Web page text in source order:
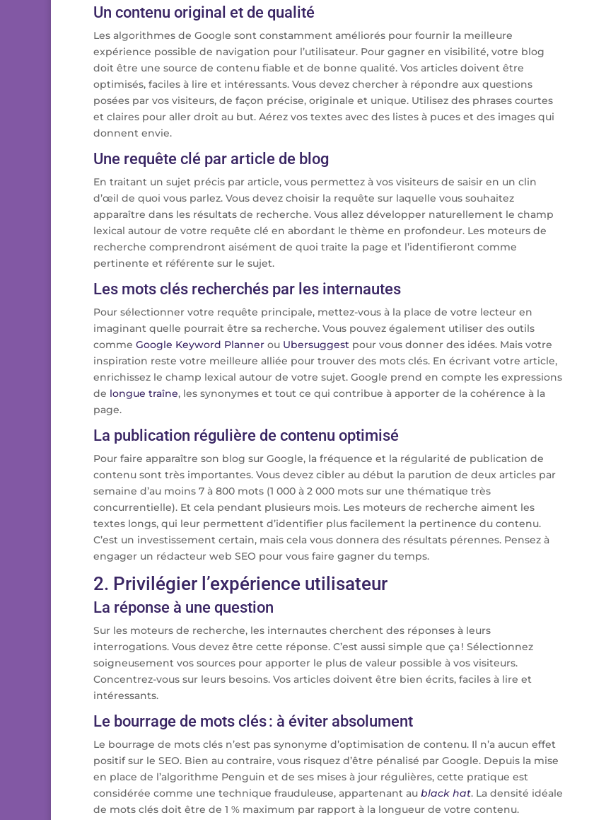
Un contenu original et de qualité
Les algorithmes de Google sont constamment améliorés pour fournir la meilleure
expérience possible de navigation pour l’utilisateur. Pour gagner en visibilité, votre blog
doit être une source de contenu fiable et de bonne qualité. Vos articles doivent être
optimisés, faciles à lire et intéressants. Vous devez chercher à répondre aux questions
posées par vos visiteurs, de façon précise, originale et unique. Utilisez des phrases courtes
et claires pour aller droit au but. Aérez vos textes avec des listes à puces et des images qui
donnent envie.
Une requête clé par article de blog
En traitant un sujet précis par article, vous permettez à vos visiteurs de saisir en un clin
d’œil de quoi vous parlez. Vous devez choisir la requête sur laquelle vous souhaitez
apparaître dans les résultats de recherche. Vous allez développer naturellement le champ
lexical autour de votre requête clé en abordant le thème en profondeur. Les moteurs de
recherche comprendront aisément de quoi traite la page et l’identifieront comme
pertinente et référente sur le sujet.
Les mots clés recherchés par les internautes
Pour sélectionner votre requête principale, mettez-vous à la place de votre lecteur en
imaginant quelle pourrait être sa recherche. Vous pouvez également utiliser des outils
comme Google Keyword Planner ou Ubersuggest pour vous donner des idées. Mais votre
inspiration reste votre meilleure alliée pour trouver des mots clés. En écrivant votre article,
enrichissez le champ lexical autour de votre sujet. Google prend en compte les expressions
de longue traîne, les synonymes et tout ce qui contribue à apporter de la cohérence à la
page.
La publication régulière de contenu optimisé
Pour faire apparaître son blog sur Google, la fréquence et la régularité de publication de
contenu sont très importantes. Vous devez cibler au début la parution de deux articles par
semaine d’au moins 7 à 800 mots (1 000 à 2 000 mots sur une thématique très
concurrentielle). Et cela pendant plusieurs mois. Les moteurs de recherche aiment les
textes longs, qui leur permettent d’identifier plus facilement la pertinence du contenu.
C’est un investissement certain, mais cela vous donnera des résultats pérennes. Pensez à
engager un rédacteur web SEO pour vous faire gagner du temps.
2. Privilégier l’expérience utilisateur
La réponse à une question
Sur les moteurs de recherche, les internautes cherchent des réponses à leurs
interrogations. Vous devez être cette réponse. C’est aussi simple que ça ! Sélectionnez
soigneusement vos sources pour apporter le plus de valeur possible à vos visiteurs.
Concentrez-vous sur leurs besoins. Vos articles doivent être bien écrits, faciles à lire et
intéressants.
Le bourrage de mots clés : à éviter absolument
Le bourrage de mots clés n’est pas synonyme d’optimisation de contenu. Il n’a aucun effet
positif sur le SEO. Bien au contraire, vous risquez d’être pénalisé par Google. Depuis la mise
en place de l’algorithme Penguin et de ses mises à jour régulières, cette pratique est
considérée comme une technique frauduleuse, appartenant au black hat. La densité idéale
de mots clés doit être de 1 % maximum par rapport à la longueur de votre contenu.